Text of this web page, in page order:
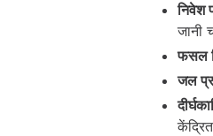
निवेश
जानी
फसल
जल